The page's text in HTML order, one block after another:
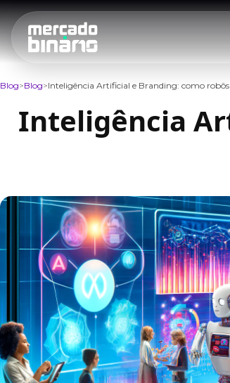
Blog Blog Inteligência Artificial e Branding: como
Inteligência